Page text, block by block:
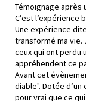
Témoignage après
C’est l’expérience
Une expérience
transformé ma vie.
ceux qui ont perdu
appréhendent ce
Avant cet
diable". Dotée
pour vrai que ce